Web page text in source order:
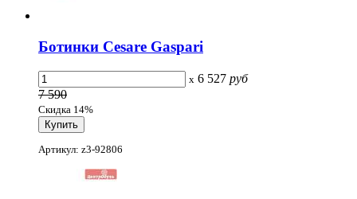
Ботинки Cesare Gaspari
x 6 527 руб
7 590
Скидка 14%
Артикул: z3-92806